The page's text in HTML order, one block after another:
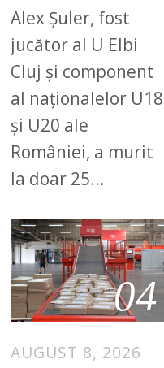
Alex Șuler, fost
jucător al U Elbi
Cluj și component
al naționalelor U18
și U20 ale
României, a murit
la doar 25…
04
AUGUST 8, 2026